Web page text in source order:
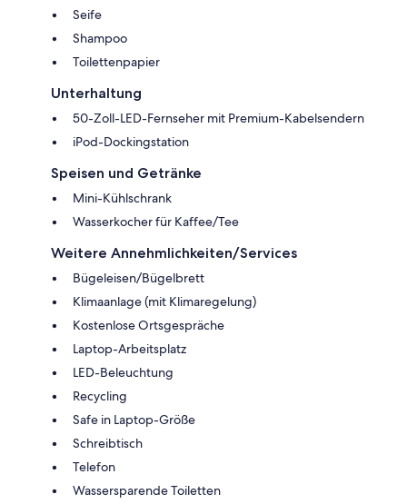
Seife
Shampoo
Toilettenpapier
Unterhaltung
50-Zoll-LED-Fernseher mit Premium-Kabelsendern
iPod-Dockingstation
Speisen und Getränke
Mini-Kühlschrank
Wasserkocher für Kaffee/Tee
Weitere Annehmlichkeiten/Services
Bügeleisen/Bügelbrett
Klimaanlage (mit Klimaregelung)
Kostenlose Ortsgespräche
Laptop-Arbeitsplatz
LED-Beleuchtung
Recycling
Safe in Laptop-Größe
Schreibtisch
Telefon
Wassersparende Toiletten